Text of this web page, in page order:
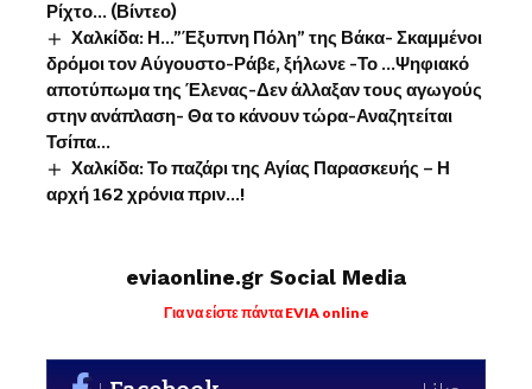
Ρίχτο… (Βίντεο)
Χαλκίδα: Η…”Έξυπνη Πόλη” της Βάκα- Σκαμμένοι
δρόμοι τον Αύγουστο-Ράβε, ξήλωνε -Το …Ψηφιακό
αποτύπωμα της Έλενας-Δεν άλλαξαν τους αγωγούς
στην ανάπλαση- Θα το κάνουν τώρα-Αναζητείται
Τσίπα…
Χαλκίδα: Το παζάρι της Αγίας Παρασκευής – Η
αρχή 162 χρόνια πριν…!
eviaonline.gr Social Media
Για να είστε πάντα EVIA online